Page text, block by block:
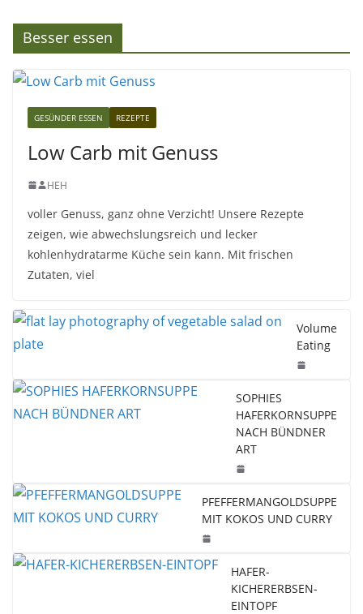
Besser essen
GESÜNDER ESSEN REZEPTE
Low Carb mit Genuss
HEH
voller Genuss, ganz ohne Verzicht! Unsere Rezepte
zeigen, wie abwechslungsreich und lecker
kohlenhydratarme Küche sein kann. Mit frischen
Zutaten, viel
Volume
Eating
SOPHIES
HAFERKORNSUPPE
NACH BÜNDNER
ART
PFEFFERMANGOLDSUPPE
MIT KOKOS UND CURRY
HAFER-
KICHERERBSEN-
EINTOPF